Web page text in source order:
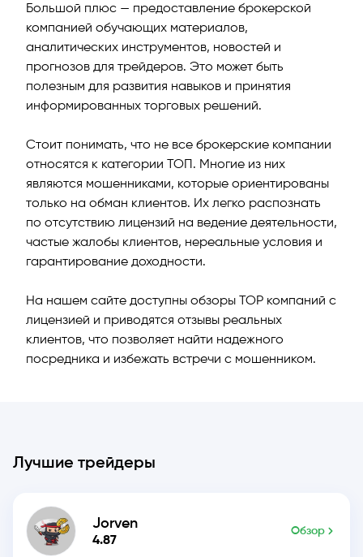
Большой плюс — предоставление брокерской
компанией обучающих материалов,
аналитических инструментов, новостей и
прогнозов для трейдеров. Это может быть
полезным для развития навыков и принятия
информированных торговых решений.
Стоит понимать, что не все брокерские компании
относятся к категории ТОП. Многие из них
являются мошенниками, которые ориентированы
только на обман клиентов. Их легко распознать
по отсутствию лицензий на ведение деятельности,
частые жалобы клиентов, нереальные условия и
гарантирование доходности.
На нашем сайте доступны обзоры TOP компаний с
лицензией и приводятся отзывы реальных
клиентов, что позволяет найти надежного
посредника и избежать встречи с мошенником.
Лучшие трейдеры
Jorven
4.87
Обзор